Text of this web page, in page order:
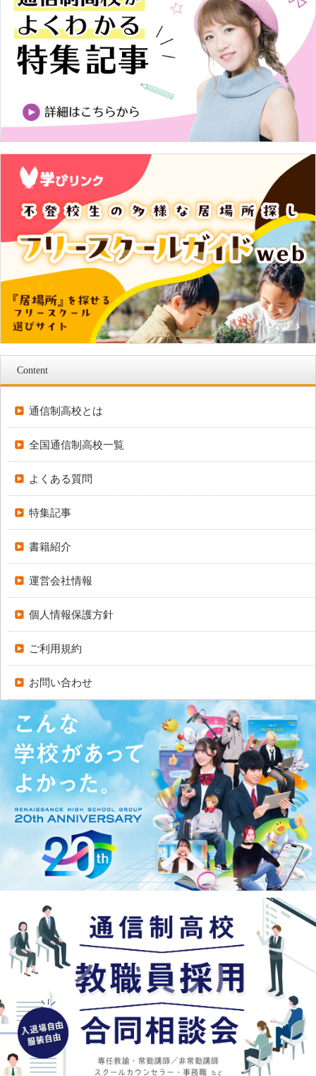
Content
通信制高校とは
全国通信制高校一覧
よくある質問
特集記事
書籍紹介
運営会社情報
個人情報保護方針
ご利用規約
お問い合わせ